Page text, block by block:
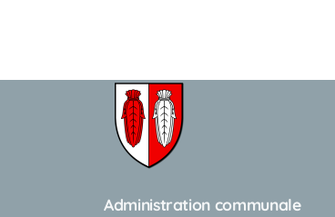
Administration communale